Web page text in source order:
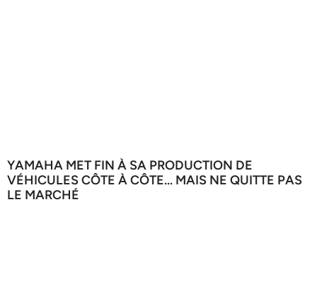
YAMAHA MET FIN À SA PRODUCTION DE
VÉHICULES CÔTE À CÔTE… MAIS NE QUITTE PAS
LE MARCHÉ